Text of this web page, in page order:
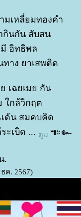
มเหลี่ยมทองคำ
กินกัน สับสน
อิทธิพล
ทาง ยาเสพติด
เฉยเมย กัน
ใกล้วิกฤต
ด้น สมคบคิด
ะเบิด ... ตูม ๚ะ๛
.
ค. 2567)